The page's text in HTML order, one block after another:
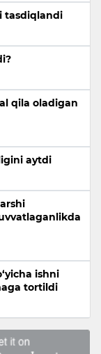
tasdiqlandi
qila oladigan
aytdi
ishni
tortildi